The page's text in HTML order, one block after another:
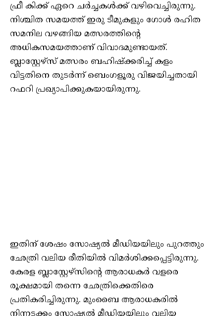
ഫ്രീ കിക്ക് ഏറെ ചർച്ചകൾക്ക് വഴിവെച്ചിരുന്നു.
നിശ്ചിത സമയത്ത് ഇരു ടീമുകളും ഗോൾ രഹിത
സമനില വഴങ്ങിയ മത്സരത്തിൻ്റെ
അധികസമയത്താണ് വിവാദമുണ്ടായത്.
ബ്ലാസ്റ്റേഴ്‌സ് മത്സരം ബഹിഷ്‌ക്കരിച്ച് കളം
വിട്ടതിനെ തുടർന്ന് ബെംഗളൂരു വിജയിച്ചതായി
റഫറി പ്രഖ്യാപിക്കുകയായിരുന്നു.
ഇതിന് ശേഷം സോഷ്യൽ മീഡിയയിലും പുറത്തും
ഛേത്രി വലിയ രീതിയിൽ വിമർശിക്കപ്പെട്ടിരുന്നു.
കേരള ബ്ലാസ്റ്റേഴ്‌സിന്റെ ആരാധകർ വളരെ
രൂക്ഷമായി തന്നെ ഛേത്രിക്കെതിരെ
പ്രതികരിച്ചിരുന്നു. മുംബൈ ആരാധകരിൽ